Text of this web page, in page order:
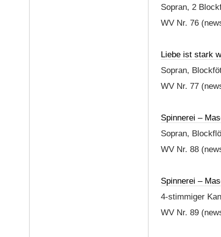
Sopran, 2
WV Nr. 76
Liebe ist stark
Sopran,
WV Nr. 77
Spinnerei –
Sopran,
WV Nr. 88
Spinnerei –
4-stimmiger
WV Nr. 89